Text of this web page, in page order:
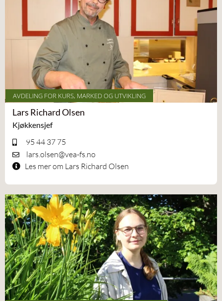
AVDELING FOR KURS, MARKED OG UTVIKLING
Lars Richard Olsen
Kjøkkensjef
95 44 37 75
lars.olsen@vea-fs.no
Les mer om Lars Richard Olsen